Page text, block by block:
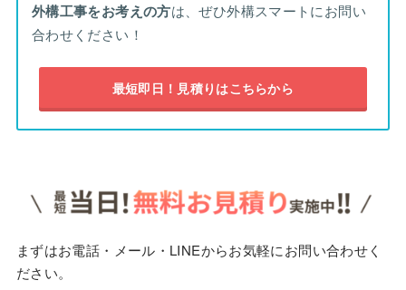
外構工事をお考えの方は、ぜひ外構スマートにお問い
合わせください！
最短即日！見積りはこちらから
まずはお電話・メール・LINEからお気軽にお問い合わせく
ださい。